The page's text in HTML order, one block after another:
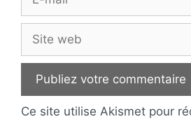
mail
web
Ce site utilise Akismet pour